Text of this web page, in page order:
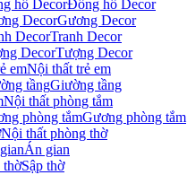
Đồng hồ Decor
Gương Decor
Tranh Decor
Tượng Decor
Nội thất trẻ em
Giường tầng
Nội thất phòng tắm
Gương phòng tắm
Nội thất phòng thờ
Án gian
Sập thờ